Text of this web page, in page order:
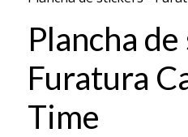
Plancha
Furatura
Time